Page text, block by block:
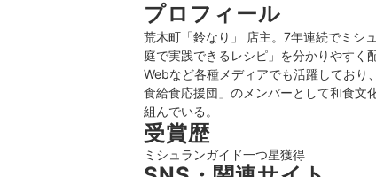
プロフィール
荒木町「鈴なり」 店主。7年連続でミシ
庭で実践できるレシピ」を分かりやすく
Webなど各種メディアでも活躍しており
食給食応援団」のメンバーとして和食文
組んでいる。
受賞歴
ミシュランガイド一つ星獲得